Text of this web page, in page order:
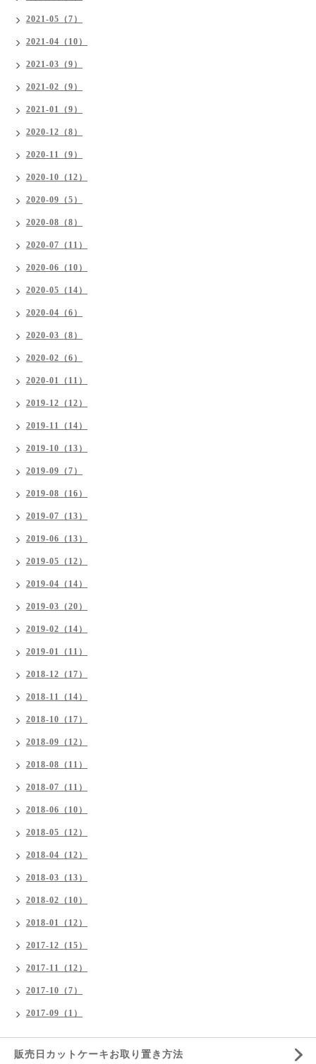
2021-05（7）
2021-04（10）
2021-03（9）
2021-02（9）
2021-01（9）
2020-12（8）
2020-11（9）
2020-10（12）
2020-09（5）
2020-08（8）
2020-07（11）
2020-06（10）
2020-05（14）
2020-04（6）
2020-03（8）
2020-02（6）
2020-01（11）
2019-12（12）
2019-11（14）
2019-10（13）
2019-09（7）
2019-08（16）
2019-07（13）
2019-06（13）
2019-05（12）
2019-04（14）
2019-03（20）
2019-02（14）
2019-01（11）
2018-12（17）
2018-11（14）
2018-10（17）
2018-09（12）
2018-08（11）
2018-07（11）
2018-06（10）
2018-05（12）
2018-04（12）
2018-03（13）
2018-02（10）
2018-01（12）
2017-12（15）
2017-11（12）
2017-10（7）
2017-09（1）
販売日カットケーキお取り置き方法